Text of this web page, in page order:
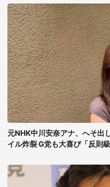
元NHK中川安奈アナ、へそ出
イル炸裂 G党も大喜び「反則